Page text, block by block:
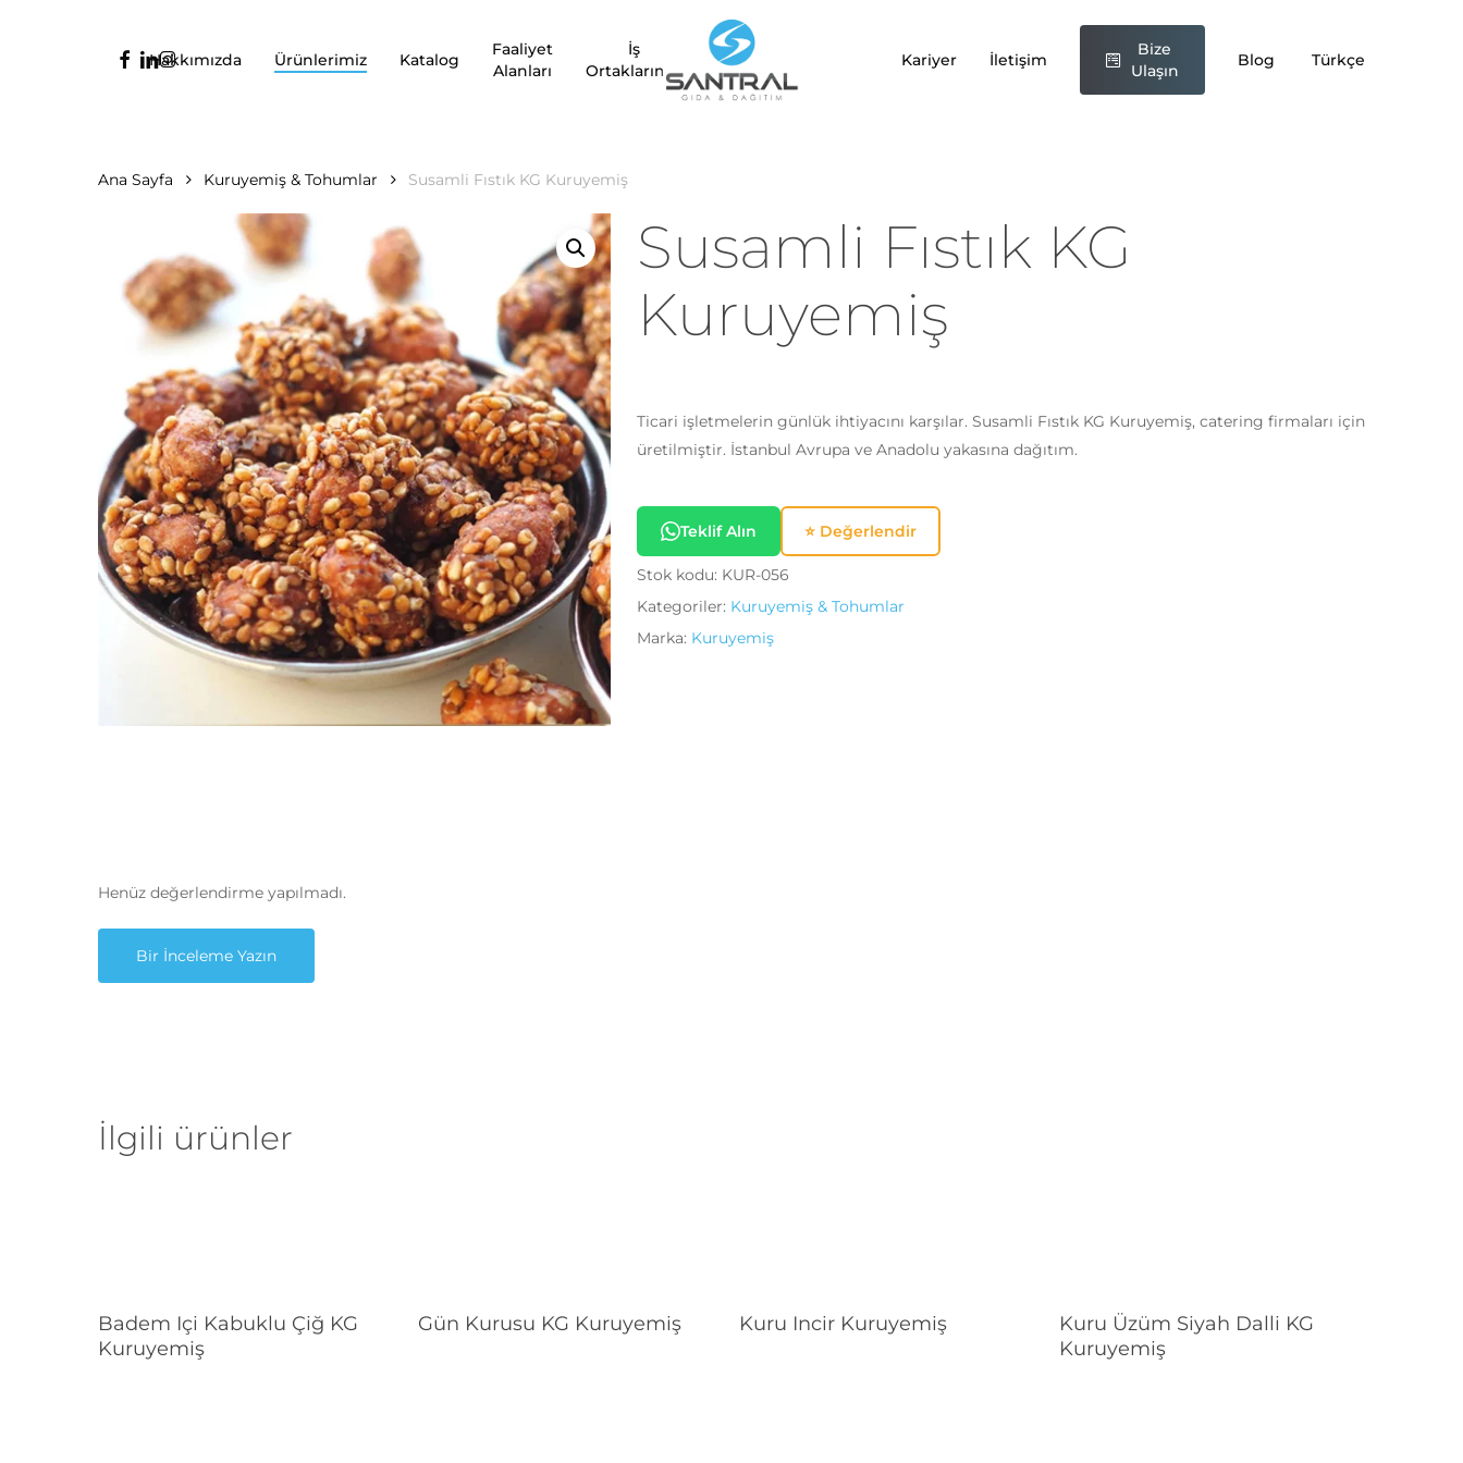
Hakkımızda Ürünlerimiz Katalog
Faaliyet
Alanları
İş
Ortaklarımız
Kariyer İletişim
Bize
Ulaşın
Blog Türkçe
facebook
linkedin
instagram
Ana Sayfa Kuruyemiş & Tohumlar Susamli Fıstık KG Kuruyemiş
Susamli Fıstık KG
Kuruyemiş
Ticari işletmelerin günlük ihtiyacını karşılar. Susamli Fıstık KG Kuruyemiş, catering firmaları için
üretilmiştir. İstanbul Avrupa ve Anadolu yakasına dağıtım.
Teklif Alın ⭐ Değerlendir
Stok kodu: KUR-056
Kategoriler: Kuruyemiş & Tohumlar
Marka: Kuruyemiş
Henüz değerlendirme yapılmadı.
Bir İnceleme Yazın
İlgili ürünler
Devamını Oku
Badem Içi Kabuklu Çiğ KG
Kuruyemiş
Devamını Oku
Gün Kurusu KG Kuruyemiş Devamını Oku
Kuru Incir Kuruyemiş Devamını Oku
Kuru Üzüm Siyah Dalli KG
Kuruyemiş
“Susamli Fıstık KG Kuruyemiş” için yorum yapan ilk kişi siz olun
Değerlendirmeniz
İsim E-posta
Daha sonraki yorumlarımda kullanılması için adım, e-posta adresim ve site
adresim bu tarayıcıya kaydedilsin.